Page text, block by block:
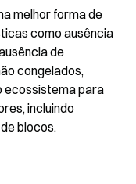
melhor forma de
como ausência
de
congelados,
ecossistema para
incluindo
blocos.